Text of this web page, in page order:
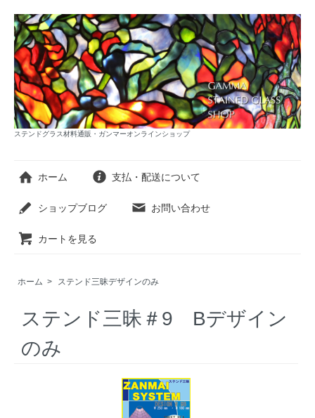
ステンドグラス材料通販・ガンマーオンラインショップ
ホーム 支払・配送について
ショップブログ お問い合わせ
カートを見る
ホーム > ステンド三昧デザインのみ
ステンド三昧＃9 Bデザイン
のみ